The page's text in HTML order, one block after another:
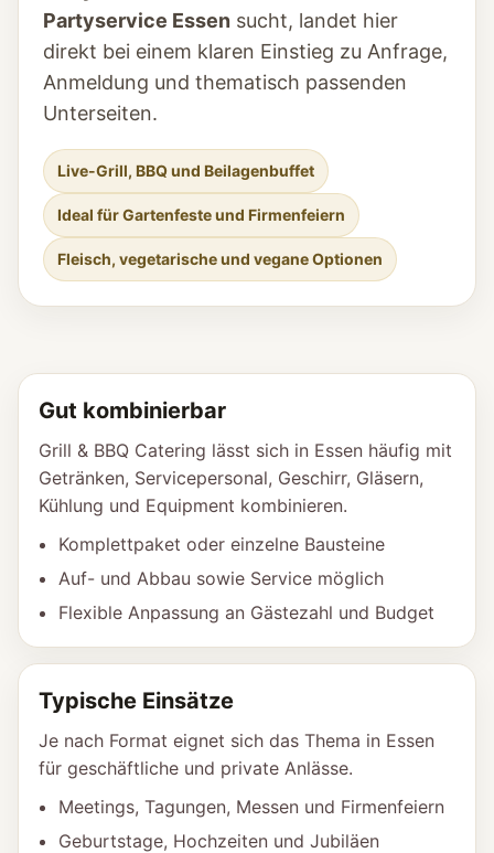
Partyservice Essen sucht, landet hier
direkt bei einem klaren Einstieg zu Anfrage,
Anmeldung und thematisch passenden
Unterseiten.
Live-Grill, BBQ und Beilagenbuffet
Ideal für Gartenfeste und Firmenfeiern
Fleisch, vegetarische und vegane Optionen
Gut kombinierbar
Grill & BBQ Catering lässt sich in Essen häufig mit
Getränken, Servicepersonal, Geschirr, Gläsern,
Kühlung und Equipment kombinieren.
Komplettpaket oder einzelne Bausteine
Auf- und Abbau sowie Service möglich
Flexible Anpassung an Gästezahl und Budget
Typische Einsätze
Je nach Format eignet sich das Thema in Essen
für geschäftliche und private Anlässe.
Meetings, Tagungen, Messen und Firmenfeiern
Geburtstage, Hochzeiten und Jubiläen